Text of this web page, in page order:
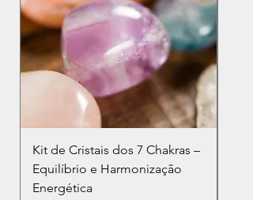
Kit de Cristais dos 7 Chakras –
Equilíbrio e Harmonização
Energética